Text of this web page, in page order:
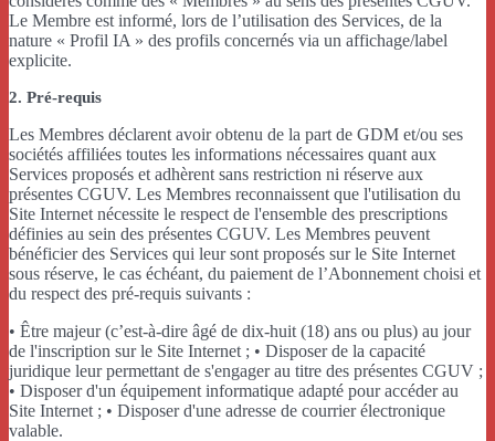
Le Membre est informé, lors de l’utilisation des Services, de la
nature « Profil IA » des profils concernés via un affichage/label
explicite.
2. Pré-requis
Les Membres déclarent avoir obtenu de la part de GDM et/ou ses
sociétés affiliées toutes les informations nécessaires quant aux
Services proposés et adhèrent sans restriction ni réserve aux
présentes CGUV. Les Membres reconnaissent que l'utilisation du
Site Internet nécessite le respect de l'ensemble des prescriptions
définies au sein des présentes CGUV. Les Membres peuvent
bénéficier des Services qui leur sont proposés sur le Site Internet
sous réserve, le cas échéant, du paiement de l’Abonnement choisi et
du respect des pré-requis suivants :
• Être majeur (c’est-à-dire âgé de dix-huit (18) ans ou plus) au jour
de l'inscription sur le Site Internet ; • Disposer de la capacité
juridique leur permettant de s'engager au titre des présentes CGUV ;
• Disposer d'un équipement informatique adapté pour accéder au
Site Internet ; • Disposer d'une adresse de courrier électronique
valable.